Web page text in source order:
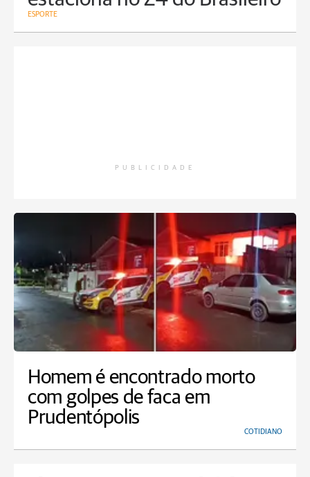
ESPORTE
PUBLICIDADE
Homem é encontrado morto
com golpes de faca em
Prudentópolis
COTIDIANO